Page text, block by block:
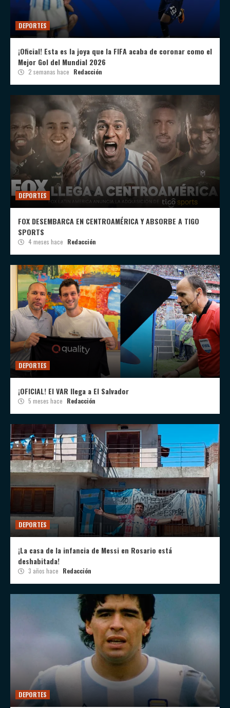
DEPORTES
¡Oficial! Esta es la joya que la FIFA acaba de coronar como el
Mejor Gol del Mundial 2026
2 semanas hace Redacción
DEPORTES
FOX DESEMBARCA EN CENTROAMÉRICA Y ABSORBE A TIGO
SPORTS
4 meses hace Redacción
DEPORTES
¡OFICIAL! El VAR llega a El Salvador
5 meses hace Redacción
DEPORTES
¡La casa de la infancia de Messi en Rosario está
deshabitada!
3 años hace Redacción
DEPORTES